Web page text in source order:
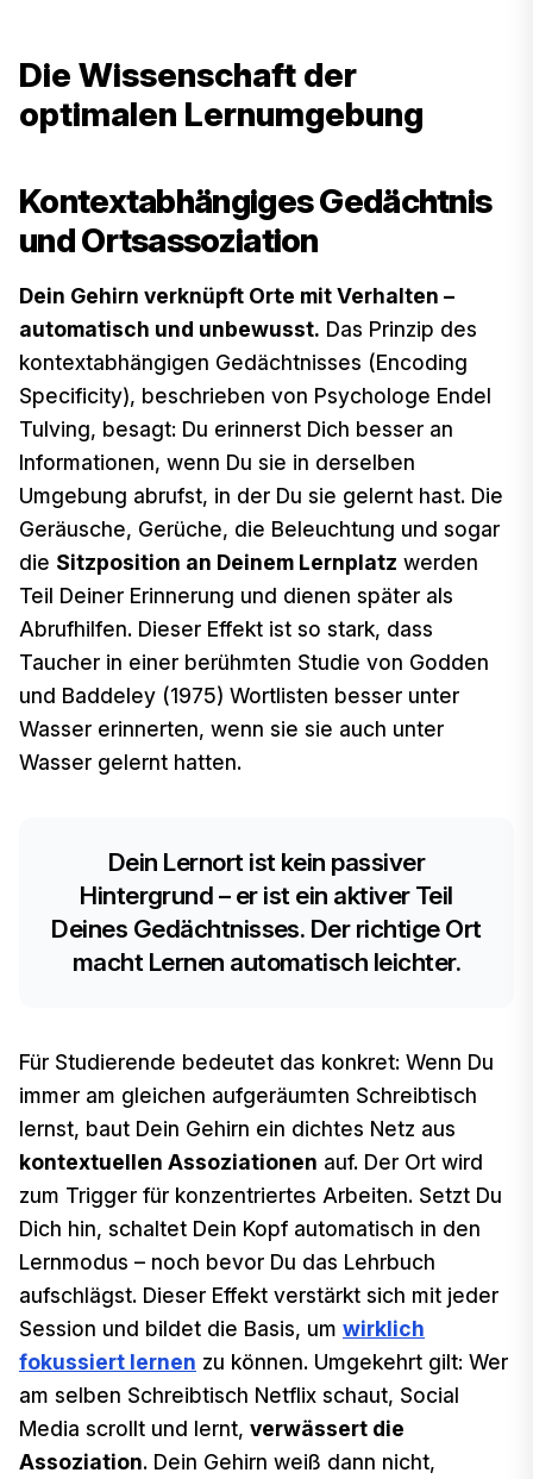
Die Wissenschaft der
optimalen Lernumgebung
Kontextabhängiges Gedächtnis
und Ortsassoziation
Dein Gehirn verknüpft Orte mit Verhalten –
automatisch und unbewusst. Das Prinzip des
kontextabhängigen Gedächtnisses (Encoding
Specificity), beschrieben von Psychologe Endel
Tulving, besagt: Du erinnerst Dich besser an
Informationen, wenn Du sie in derselben
Umgebung abrufst, in der Du sie gelernt hast. Die
Geräusche, Gerüche, die Beleuchtung und sogar
die Sitzposition an Deinem Lernplatz werden
Teil Deiner Erinnerung und dienen später als
Abrufhilfen. Dieser Effekt ist so stark, dass
Taucher in einer berühmten Studie von Godden
und Baddeley (1975) Wortlisten besser unter
Wasser erinnerten, wenn sie sie auch unter
Wasser gelernt hatten.
Dein Lernort ist kein passiver
Hintergrund – er ist ein aktiver Teil
Deines Gedächtnisses. Der richtige Ort
macht Lernen automatisch leichter.
Für Studierende bedeutet das konkret: Wenn Du
immer am gleichen aufgeräumten Schreibtisch
lernst, baut Dein Gehirn ein dichtes Netz aus
kontextuellen Assoziationen auf. Der Ort wird
zum Trigger für konzentriertes Arbeiten. Setzt Du
Dich hin, schaltet Dein Kopf automatisch in den
Lernmodus – noch bevor Du das Lehrbuch
aufschlägst. Dieser Effekt verstärkt sich mit jeder
Session und bildet die Basis, um wirklich
fokussiert lernen zu können. Umgekehrt gilt: Wer
am selben Schreibtisch Netflix schaut, Social
Media scrollt und lernt, verwässert die
Assoziation. Dein Gehirn weiß dann nicht,